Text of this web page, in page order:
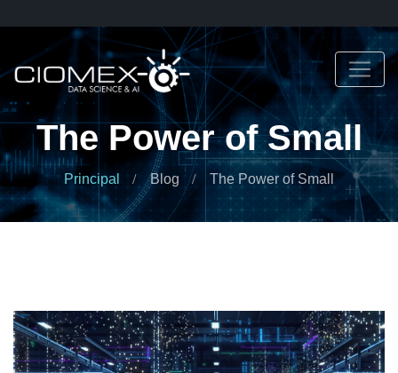
The Power of Small
Principal Blog The Power of Small